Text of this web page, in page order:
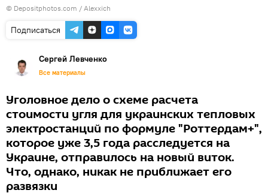
© Depositphotos.com / Alexxich
Подписаться
Сергей Левченко
Все материалы
Уголовное дело о схеме расчета
стоимости угля для украинских тепловых
электростанций по формуле "Роттердам+",
которое уже 3,5 года расследуется на
Украине, отправилось на новый виток.
Что, однако, никак не приближает его
развязки